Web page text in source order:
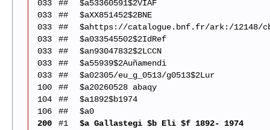
033
##
$a53360591$2VIAF
033
##
$aXX851452$2BNE
033
##
$ahttps://catalogue.bnf.fr/ark:/12148/
033
##
$a033545502$2IdRef
033
##
$an93047832$2LCCN
033
##
$a55939$2Auñamendi
033
##
$a02305/eu_g_0513/g0513$2Lur
100
##
$a20260528 abaqy
104
##
$a1892$b1974
106
##
$a0
200
#1
$a Gallastegi $b Eli $f 1892- 1974